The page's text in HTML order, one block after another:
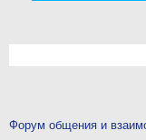
Форум общения и